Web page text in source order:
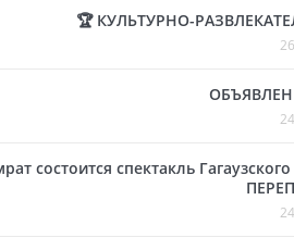
🏆 КУЛЬТУРНО-
состоится спектакль